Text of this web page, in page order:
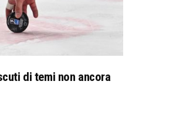
di temi non ancora